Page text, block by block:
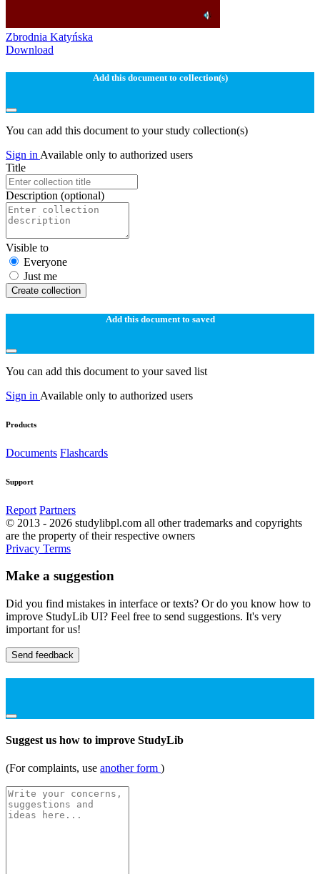
Zbrodnia Katyńska
Download
Add this document to collection(s)
You can add this document to your study collection(s)
Sign in Available only to authorized users
Title
Description (optional)
Visible to
Everyone
Just me
Create collection
Add this document to saved
You can add this document to your saved list
Sign in Available only to authorized users
Products
Documents Flashcards
Support
Report Partners
© 2013 - 2026 studylibpl.com all other trademarks and copyrights
are the property of their respective owners
Privacy Terms
Make a suggestion
Did you find mistakes in interface or texts? Or do you know how to
improve StudyLib UI? Feel free to send suggestions. It's very
important for us!
Send feedback
Suggest us how to improve StudyLib
(For complaints, use another form )